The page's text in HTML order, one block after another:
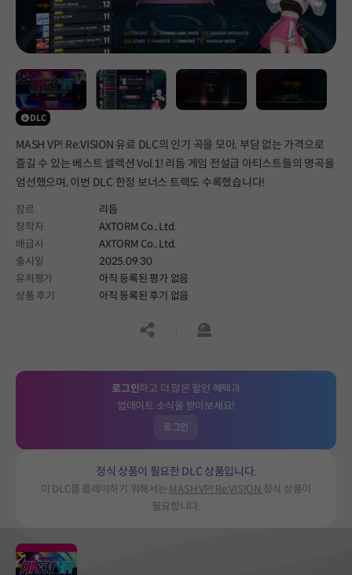
DLC
MASH VP! Re:VISION 유료 DLC의 인기 곡을 모아, 부담 없는 가격으로
즐길 수 있는 베스트 셀렉션 Vol.1! 리듬 게임 전설급 아티스트들의 명곡을
엄선했으며, 이번 DLC 한정 보너스 트랙도 수록했습니다!
장르
리듬
창작자
AXTORM Co., Ltd.
배급사
AXTORM Co., Ltd.
출시일
2025.09.30
유저평가
아직 등록된 평가 없음
상품 후기
아직 등록된 후기 없음
공유하기신고하기
로그인하고 더 많은 할인 혜택과
업데이트 소식을 받아보세요!
로그인
정식 상품이 필요한 DLC 상품입니다.
이 DLC를 플레이하기 위해서는 MASH VP! Re:VISION 정식 상품이
필요합니다.